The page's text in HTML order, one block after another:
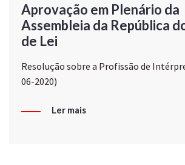
Aprovação em Plenário da
Assembleia da República
de Lei
Resolução sobre a Profissão de
06-2020)
Ler mais